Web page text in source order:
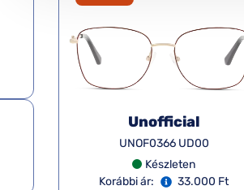
Unofficial
UNOF0366 UD00
Készleten
Korábbi ár:
33.000 Ft